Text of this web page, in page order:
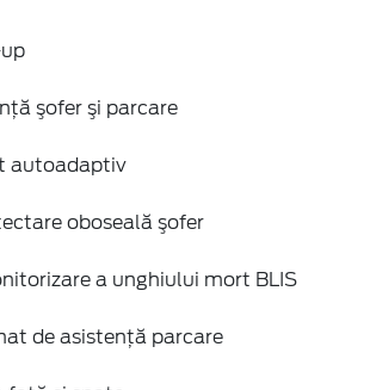
şofer şi parcare
autoadaptiv
oboseală şofer
a unghiului mort BLIS
de asistenţă parcare